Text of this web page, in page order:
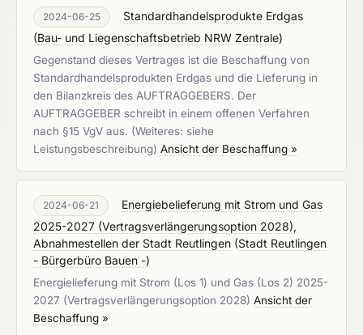
2024-06-25
Standardhandelsprodukte Erdgas
(Bau- und Liegenschaftsbetrieb NRW Zentrale)
Gegenstand dieses Vertrages ist die Beschaffung von
Standardhandelsprodukten Erdgas und die Lieferung in
den Bilanzkreis des AUFTRAGGEBERS. Der
AUFTRAGGEBER schreibt in einem offenen Verfahren
nach §15 VgV aus. (Weiteres: siehe
Leistungsbeschreibung) Ansicht der Beschaffung »
2024-06-21
Energiebelieferung mit Strom und Gas
2025-2027 (Vertragsverlängerungsoption 2028),
Abnahmestellen der Stadt Reutlingen (Stadt Reutlingen
- Bürgerbüro Bauen -)
Energielieferung mit Strom (Los 1) und Gas (Los 2) 2025-
2027 (Vertragsverlängerungsoption 2028) Ansicht der
Beschaffung »